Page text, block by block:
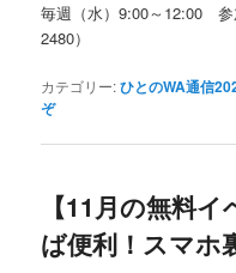
毎週（水）9:00～12:00
2480）
カテゴリー:ひとのWA通信
ぞ
【11月の無料
ば便利！スマホ